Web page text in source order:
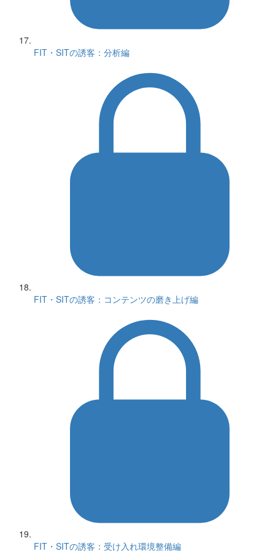
FIT・SITの誘客：分析編
FIT・SITの誘客：コンテンツの磨き上げ編
FIT・SITの誘客：受け入れ環境整備編